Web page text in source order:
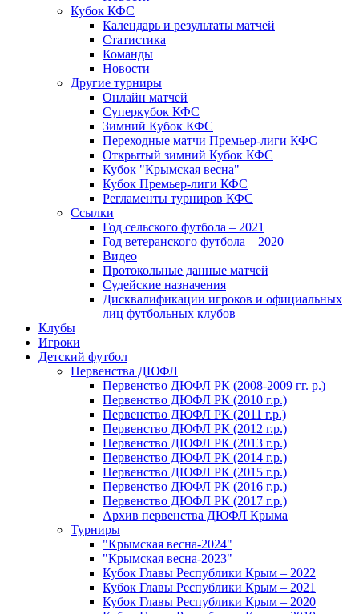
Кубок КФС
Календарь и результаты матчей
Статистика
Команды
Новости
Другие турниры
Онлайн матчей
Суперкубок КФС
Зимний Кубок КФС
Переходные матчи Премьер-лиги КФС
Открытый зимний Кубок КФС
Кубок "Крымская весна"
Кубок Премьер-лиги КФС
Регламенты турниров КФС
Ссылки
Год сельского футбола – 2021
Год ветеранского футбола – 2020
Видео
Протокольные данные матчей
Судейские назначения
Дисквалификации игроков и официальных
лиц футбольных клубов
Клубы
Игроки
Детский футбол
Первенства ДЮФЛ
Первенство ДЮФЛ РК (2008-2009 гг. р.)
Первенство ДЮФЛ РК (2010 г.р.)
Первенство ДЮФЛ РК (2011 г.р.)
Первенство ДЮФЛ РК (2012 г.р.)
Первенство ДЮФЛ РК (2013 г.р.)
Первенство ДЮФЛ РК (2014 г.р.)
Первенство ДЮФЛ РК (2015 г.р.)
Первенство ДЮФЛ РК (2016 г.р.)
Первенство ДЮФЛ РК (2017 г.р.)
Архив первенства ДЮФЛ Крыма
Турниры
"Крымская весна-2024"
"Крымская весна-2023"
Кубок Главы Республики Крым – 2022
Кубок Главы Республики Крым – 2021
Кубок Главы Республики Крым – 2020